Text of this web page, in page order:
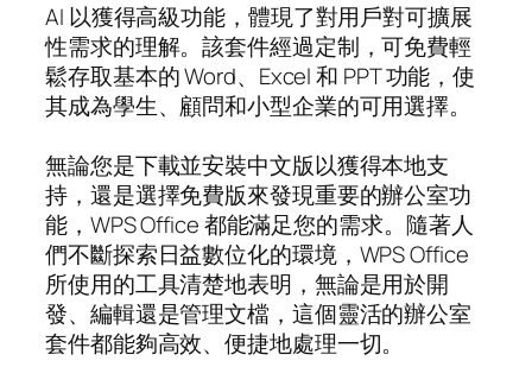
AI 以獲得高級功能，體現了對用戶對可擴展
性需求的理解。該套件經過定制，可免費輕
鬆存取基本的 Word、Excel 和 PPT 功能，使
其成為學生、顧問和小型企業的可用選擇。
無論您是下載並安裝中文版以獲得本地支
持，還是選擇免費版來發現重要的辦公室功
能，WPS Office 都能滿足您的需求。隨著人
們不斷探索日益數位化的環境，WPS Office
所使用的工具清楚地表明，無論是用於開
發、編輯還是管理文檔，這個靈活的辦公室
套件都能夠高效、便捷地處理一切。